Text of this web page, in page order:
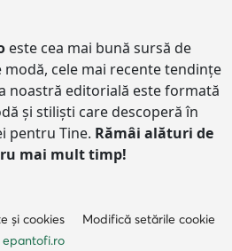
este cea mai bună sursă de
cele mai recente tendințe
noastră editorială este formată
și stiliști care descoperă în
pentru Tine. Rămâi alături de
mai mult timp!
și cookies
Modifică setările cookie
epantofi.ro